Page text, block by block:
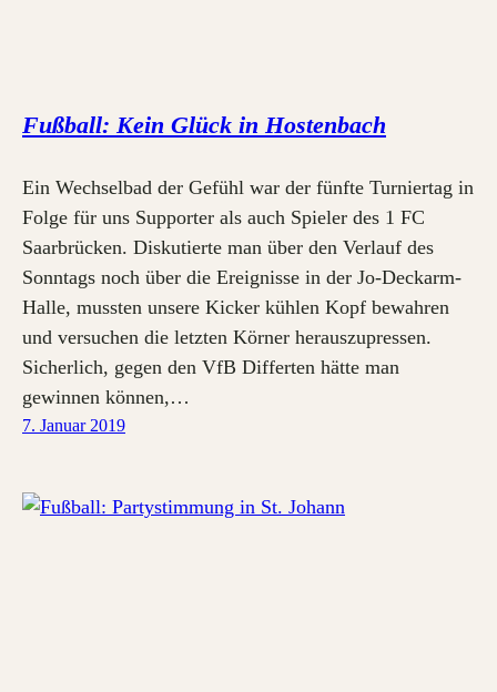
Fußball: Kein Glück in Hostenbach
Ein Wechselbad der Gefühl war der fünfte Turniertag in
Folge für uns Supporter als auch Spieler des 1 FC
Saarbrücken. Diskutierte man über den Verlauf des
Sonntags noch über die Ereignisse in der Jo-Deckarm-
Halle, mussten unsere Kicker kühlen Kopf bewahren
und versuchen die letzten Körner herauszupressen.
Sicherlich, gegen den VfB Differten hätte man
gewinnen können,…
7. Januar 2019